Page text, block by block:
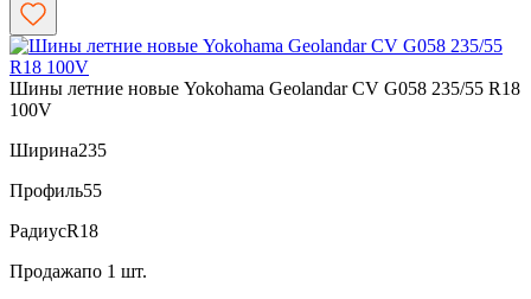
Шины летние новые Yokohama Geolandar CV G058 235/55 R18
100V
Ширина235
Профиль55
РадиусR18
Продажапо 1 шт.